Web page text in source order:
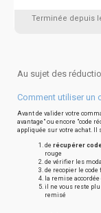
Terminée depuis
Au sujet des
Comment utiliser un
Avant de valider votre
avantage" ou encore "code
appliquée sur votre achat. Il
de récupérer
rouge
de vérifier les
de recopier le
la remise
il ne vous reste
remisé